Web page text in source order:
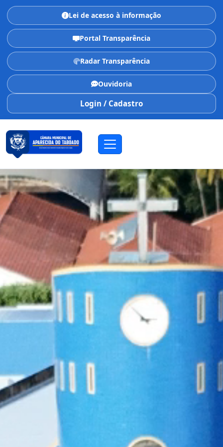
Lei de acesso à informação
Portal Transparência
Radar Transparência
Ouvidoria
Login / Cadastro
CÂMARA MUNICIPAL
Aparecida do Taboado